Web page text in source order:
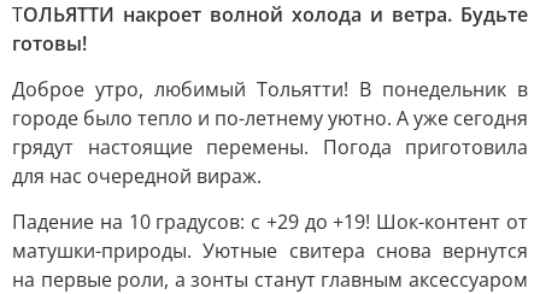
ТОЛЬЯТТИ накроет волной холода и ветра. Будьте
готовы!
Доброе утро, любимый Тольятти! В понедельник в
городе было тепло и по-летнему уютно. А уже сегодня
грядут настоящие перемены. Погода приготовила
для нас очередной вираж.
Падение на 10 градусов: с +29 до +19! Шок-контент от
матушки-природы. Уютные свитера снова вернутся
на первые роли, а зонты станут главным аксессуаром